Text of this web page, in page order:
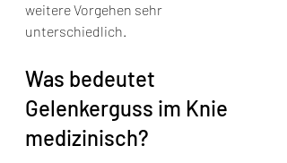
weitere Vorgehen sehr
unterschiedlich.
Was bedeutet
Gelenkerguss im Knie
medizinisch?